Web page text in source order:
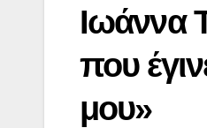
Ιωάννα
που
μου»